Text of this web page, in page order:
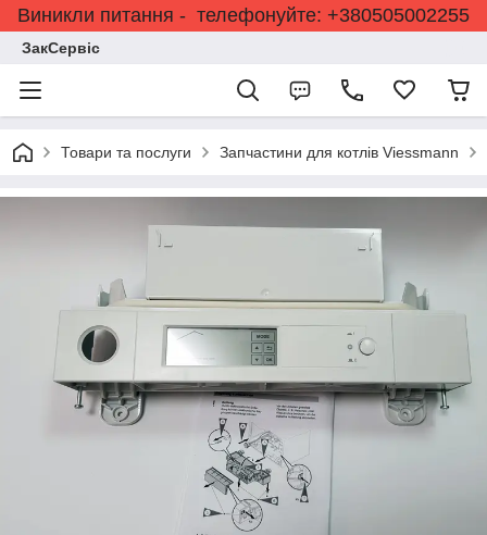
Виникли питання - телефонуйте: +380505002255
ЗакСервіс
Товари та послуги Запчастини для котлів Viessmann